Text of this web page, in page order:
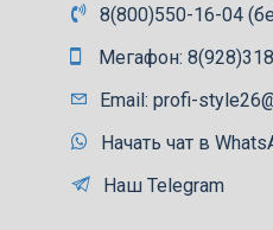
8(800)550-16-04
Мегафон:
Email: profi-
Начать чат в
Наш Telegram